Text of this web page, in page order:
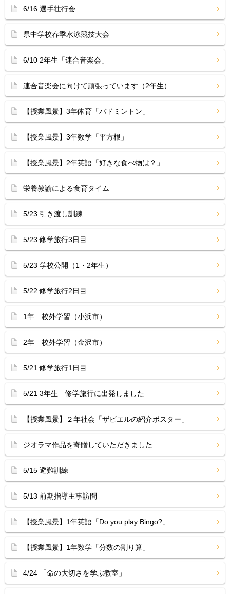
6/16 選手壮行会
県中学校春季水泳競技大会
6/10 2年生「連合音楽会」
連合音楽会に向けて頑張っています（2年生）
【授業風景】3年体育「バドミントン」
【授業風景】3年数学「平方根」
【授業風景】2年英語「好きな食べ物は？」
栄養教諭による食育タイム
5/23 引き渡し訓練
5/23 修学旅行3日目
5/23 学校公開（1・2年生）
5/22 修学旅行2日目
1年 校外学習（小浜市）
2年 校外学習（金沢市）
5/21 修学旅行1日目
5/21 3年生 修学旅行に出発しました
【授業風景】２年社会「ザビエルの紹介ポスター」
ジオラマ作品を寄贈していただきました
5/15 避難訓練
5/13 前期指導主事訪問
【授業風景】1年英語「Do you play Bingo?」
【授業風景】1年数学「分数の割り算」
4/24 「命の大切さを学ぶ教室」